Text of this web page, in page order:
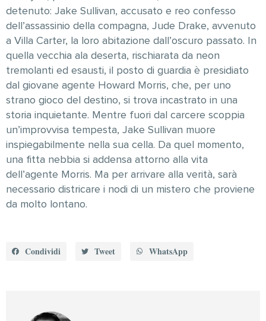
detenuto: Jake Sullivan, accusato e reo confesso
dell’assassinio della compagna, Jude Drake, avvenuto
a Villa Carter, la loro abitazione dall’oscuro passato. In
quella vecchia ala deserta, rischiarata da neon
tremolanti ed esausti, il posto di guardia è presidiato
dal giovane agente Howard Morris, che, per uno
strano gioco del destino, si trova incastrato in una
storia inquietante. Mentre fuori dal carcere scoppia
un’improvvisa tempesta, Jake Sullivan muore
inspiegabilmente nella sua cella. Da quel momento,
una fitta nebbia si addensa attorno alla vita
dell’agente Morris. Ma per arrivare alla verità, sarà
necessario districare i nodi di un mistero che proviene
da molto lontano.
Condividi Tweet WhatsApp